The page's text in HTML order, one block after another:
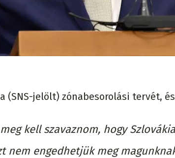
(SNS-jelölt) zónabesorolási tervét,
kell szavaznom, hogy
nem engedhetjük meg